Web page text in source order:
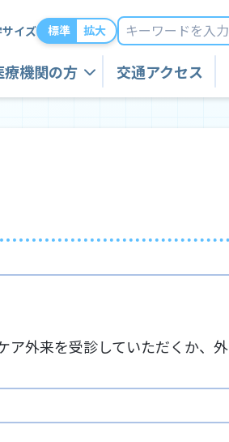
イズ 標準 拡大
療機関の方 交通アクセス
ア外来を受診していただくか、外